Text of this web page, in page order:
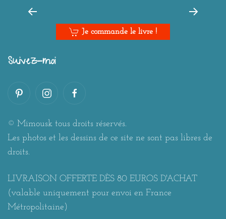
Je commande le livre !
Suivez-moi
© Mimousk tous droits réservés.
Les photos et les dessins de ce site ne sont pas libres de
droits.
LIVRAISON OFFERTE DÈS 80 EUROS D'ACHAT
(valable uniquement pour envoi en France
Métropolitaine)